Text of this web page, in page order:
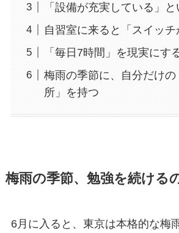
「設備が充実している」
自習室に来ると「スイッ
「毎日7時間」を現実にす
梅雨の季節に、自分だけの
所」を持つ
梅雨の季節、勉強を続ける
6月に入ると、東京は本格的な梅